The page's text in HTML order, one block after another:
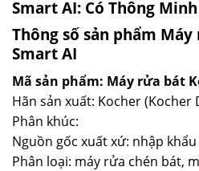
Smart AI: Có Thông
Thông số sản phẩm
Smart AI
Mã sản phẩm: Máy rửa bát
Hãn sản xuất: Kocher (Kocher
Phân khúc:
Nguồn gốc xuất xứ: nhập khẩu
Phân loại: máy rửa chén bát,